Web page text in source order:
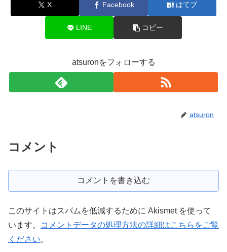
X Facebook はてブ
LINE コピー
atsuronをフォローする
atsuron
コメント
コメントを書き込む
このサイトはスパムを低減するために Akismet を使って
います。
コメントデータの処理方法の詳細はこちらをご覧
ください。